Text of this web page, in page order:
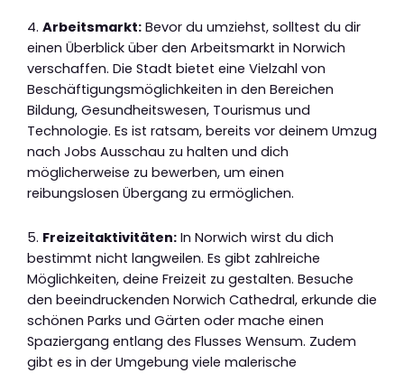
4. Arbeitsmarkt: Bevor du umziehst, solltest du dir
einen Überblick über den Arbeitsmarkt in Norwich
verschaffen. Die Stadt bietet eine Vielzahl von
Beschäftigungsmöglichkeiten in den Bereichen
Bildung, Gesundheitswesen, Tourismus und
Technologie. Es ist ratsam, bereits vor deinem Umzug
nach Jobs Ausschau zu halten und dich
möglicherweise zu bewerben, um einen
reibungslosen Übergang zu ermöglichen.
5. Freizeitaktivitäten: In Norwich wirst du dich
bestimmt nicht langweilen. Es gibt zahlreiche
Möglichkeiten, deine Freizeit zu gestalten. Besuche
den beeindruckenden Norwich Cathedral, erkunde die
schönen Parks und Gärten oder mache einen
Spaziergang entlang des Flusses Wensum. Zudem
gibt es in der Umgebung viele malerische